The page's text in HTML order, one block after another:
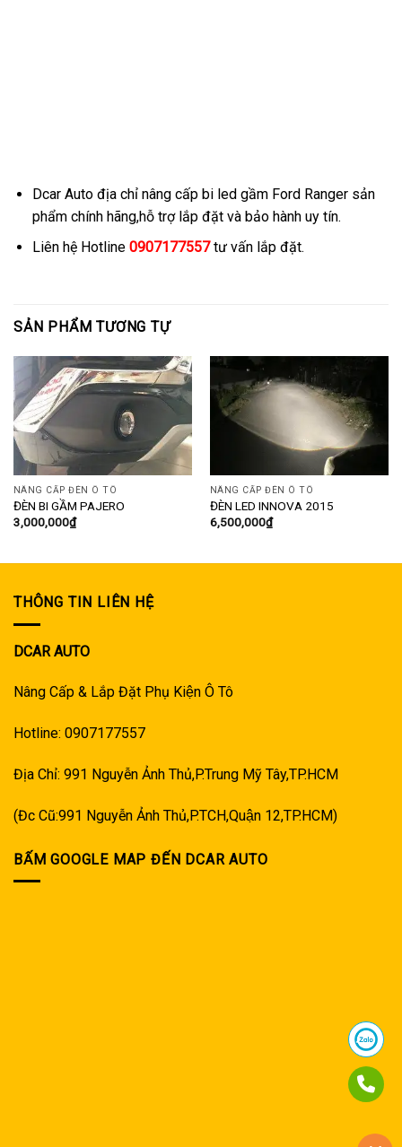
Dcar Auto địa chỉ nâng cấp bi led gầm Ford Ranger sản
phẩm chính hãng,hỗ trợ lắp đặt và bảo hành uy tín.
Liên hệ Hotline 0907177557tư vấn lắp đặt.
SẢN PHẨM TƯƠNG TỰ
NÂNG CẤP ĐÈN Ô TÔ
ĐÈN BI GẦM PAJERO
3,000,000₫
NÂNG CẤP ĐÈN Ô TÔ
ĐÈN LED INNOVA 2015
6,500,000₫
THÔNG TIN LIÊN HỆ
DCAR AUTO
Nâng Cấp & Lắp Đặt Phụ Kiện Ô Tô
Hotline: 0907177557
Địa Chỉ: 991 Nguyễn Ảnh Thủ,P.Trung Mỹ Tây,TP.HCM
(Đc Cũ:991 Nguyễn Ảnh Thủ,P.TCH,Quận 12,TP.HCM)
BẤM GOOGLE MAP ĐẾN DCAR AUTO